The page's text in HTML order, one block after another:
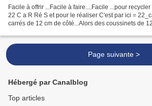
Facile à offrir ...Facile à faire....Facile ...pour
22 C a R Ré S et pour le réaliser C'est par ici =
carrés de 12 cm de côté...Alors des coussinets de
Page suivante >
Hébergé par Canalblog
Top articles